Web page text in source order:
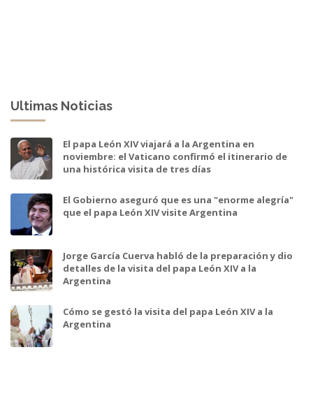
Ultimas Noticias
El papa León XIV viajará a la Argentina en
noviembre: el Vaticano confirmó el itinerario de
una histórica visita de tres días
El Gobierno aseguró que es una "enorme alegría"
que el papa León XIV visite Argentina
Jorge García Cuerva habló de la preparación y dio
detalles de la visita del papa León XIV a la
Argentina
Cómo se gestó la visita del papa León XIV a la
Argentina